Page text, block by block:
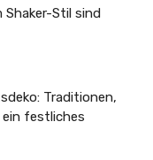
Shaker-Stil sind
Traditionen,
ein festliches